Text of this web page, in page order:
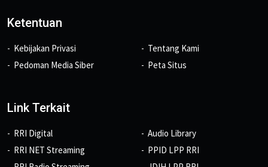
Ketentuan
Kebijakan Privasi
Pedoman Media Siber
Tentang Kami
Peta Situs
Link Terkait
RRI Digital
RRI NET Streaming
Audio Library
PPID LPP RRI